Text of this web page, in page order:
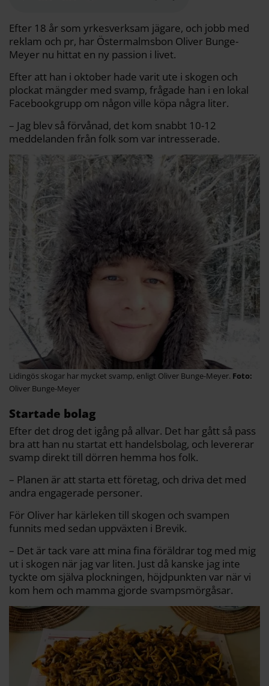
k k
Efter 18 år som yrkesverksam jägare, och jobb med
reklam och pr, har Östermalmsbon Oliver Bunge-
Meyer nu hittat en ny passion i livet.
Efter att han i oktober hade varit ute i skogen och
plockat mängder med svamp, frågade han i en lokal
Facebookgrupp om någon ville köpa några liter.
– Jag blev så förvånad, det kom snabbt 10-12
meddelanden från folk som var intresserade.
Lidingös skogar har mycket svamp, enligt Oliver Bunge-Meyer.
Oliver Bunge-Meyer
Startade bolag
Efter det drog det igång på allvar. Det har gått så pass
bra att han nu startat ett handels­bolag, och levererar
svamp direkt till dörren hemma hos folk.
– Planen är att starta ett företag, och driva det med
andra engagerade personer.
För Oliver har kärleken till skogen och svampen
funnits med sedan uppväxten i Brevik.
– Det är tack vare att mina fina föräldrar tog med mig
ut i skogen när jag var liten. Just då kanske jag inte
tyckte om själva plockningen, höjdpunkten var när vi
kom hem och mamma gjorde svampsmörgåsar.